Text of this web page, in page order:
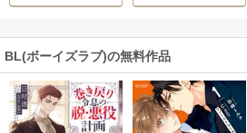
BL(ボーイズラブ)の無料作品